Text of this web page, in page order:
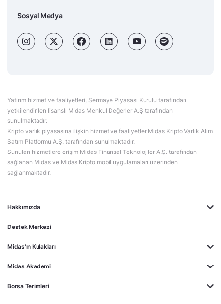
Hakkımızda
Destek Merkezi
Midas'ın Kulakları
Midas Akademi
Borsa Terimleri
Sosyal Medya
Yatırım hizmet ve faaliyetleri, Sermaye Piyasası Kurulu tarafından
yetkilendirilen lisanslı Midas Menkul Değerler A.Ş tarafından
sunulmaktadır.
Kripto varlık piyasasına ilişkin hizmet ve faaliyetler Midas Kripto Varlık Alım
Satım Platformu A.Ş. tarafından sunulmaktadır.
Sunulan hizmetlere erişim Midas Finansal Teknolojiler A.Ş. tarafından
sağlanan Midas ve Midas Kripto mobil uygulamaları üzerinden
sağlanmaktadır.